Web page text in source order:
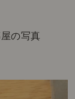
の写真